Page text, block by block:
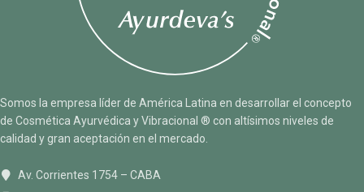
Somos la empresa líder de América Latina en desarrollar el concepto
de Cosmética Ayurvédica y Vibracional ® con altísimos niveles de
calidad y gran aceptación en el mercado.
Av. Corrientes 1754 – CABA